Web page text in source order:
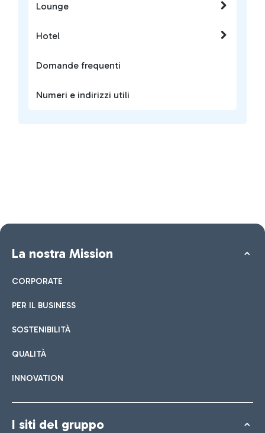
Lounge
Hotel
Domande frequenti
Numeri e indirizzi utili
La nostra Mission
CORPORATE
PER IL BUSINESS
SOSTENIBILITÀ
QUALITÀ
INNOVATION
I siti del gruppo